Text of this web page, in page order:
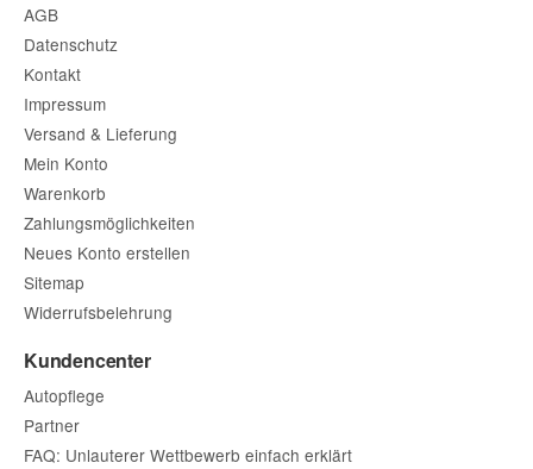
AGB
Datenschutz
Kontakt
Impressum
Versand & Lieferung
Mein Konto
Warenkorb
Zahlungsmöglichkeiten
Neues Konto erstellen
Sitemap
Widerrufsbelehrung
Kundencenter
Autopflege
Partner
FAQ: Unlauterer Wettbewerb einfach erklärt